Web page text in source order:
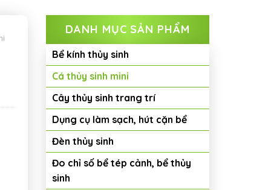
DANH MỤC SẢN PHẨM
Bể kính thủy sinh
Cá thủy sinh mini
Cây thủy sinh trang trí
Dụng cụ làm sạch, hút cặn bể
Đèn thủy sinh
Đo chỉ số bể tép cảnh, bể thủy
sinh